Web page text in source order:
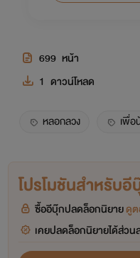
699 หน้า
1 ดาวน์โหลด
หลอกลวง เพื่อ
โปรโมชันสำหรับอี
ซื้ออีบุ๊กปลดล็อกนิยายดู
เคยปลดล็อกนิยายได้ส่ว